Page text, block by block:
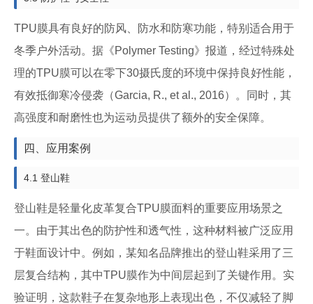
TPU膜具有良好的防风、防水和防寒功能，特别适合用于
冬季户外活动。据《Polymer Testing》报道，经过特殊处
理的TPU膜可以在零下30摄氏度的环境中保持良好性能，
有效抵御寒冷侵袭（Garcia, R., et al., 2016）。同时，其
高强度和耐磨性也为运动员提供了额外的安全保障。
四、应用案例
4.1 登山鞋
登山鞋是轻量化皮革复合TPU膜面料的重要应用场景之
一。由于其出色的防护性和透气性，这种材料被广泛应用
于鞋面设计中。例如，某知名品牌推出的登山鞋采用了三
层复合结构，其中TPU膜作为中间层起到了关键作用。实
验证明，这款鞋子在复杂地形上表现出色，不仅减轻了脚